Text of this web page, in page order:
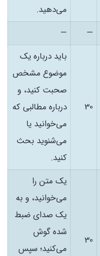
می‌دهید.
—
—
30
باید درباره یک
موضوع مشخص
صحبت کنید، و
درباره مطالبی که
می‌خوانید یا
می‌شنوید بحث
کنید.
30
یک متن را
می‌خوانید، و به
یک صدای ضبط
شده گوش
می‌کنید؛ سپس